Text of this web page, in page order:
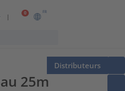
0 FR
Distributeurs
25m